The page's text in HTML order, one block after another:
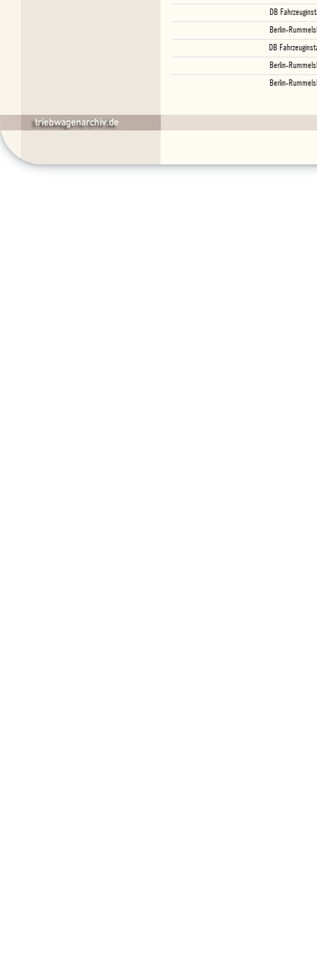
DB
Berlin-
DB
Berlin-
Berlin-